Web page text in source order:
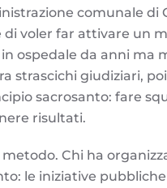
comunale di
voler far attivare un
ospedale da anni ma
strascichi giudiziari,
sacrosanto: fare
risultati.
Chi ha
le iniziative